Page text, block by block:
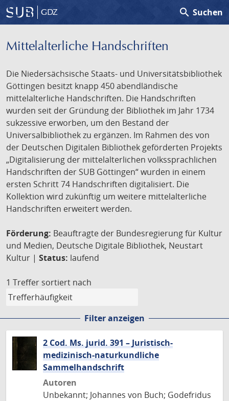
GDZ search Suchen
Mittelalterliche Handschriften
Die Niedersächsische Staats- und Universitätsbibliothek
Göttingen besitzt knapp 450 abendländische
mittelalterliche Handschriften. Die Handschriften
wurden seit der Gründung der Bibliothek im Jahr 1734
sukzessive erworben, um den Bestand der
Universalbibliothek zu ergänzen. Im Rahmen des von
der Deutschen Digitalen Bibliothek geförderten Projekts
„Digitalisierung der mittelalterlichen volkssprachlichen
Handschriften der SUB Göttingen“ wurden in einem
ersten Schritt 74 Handschriften digitalisiert. Die
Kollektion wird zukünftig um weitere mittelalterliche
Handschriften erweitert werden.
Förderung: Beauftragte der Bundesregierung für Kultur
und Medien, Deutsche Digitale Bibliothek, Neustart
Kultur | Status: laufend
1 Treffer sortiert nach
Filter anzeigen
2 Cod. Ms. jurid. 391 – Juristisch-
medizinisch-naturkundliche
Sammelhandschrift
Autoren
Unbekannt; Johannes von Buch; Godefridus